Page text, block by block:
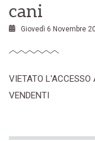
cani
Giovedì 6 Novembre
VIETATO L'ACCESSO
VENDENTI